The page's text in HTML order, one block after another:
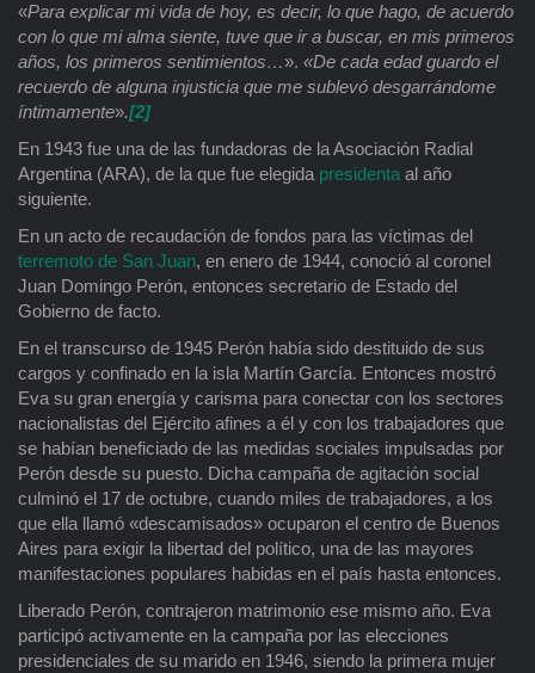
«Para explicar mi vida de hoy, es decir, lo que hago, de acuerdo
con lo que mi alma siente, tuve que ir a buscar, en mis primeros
años, los primeros sentimientos…». «De cada edad guardo el
recuerdo de alguna injusticia que me sublevó desgarrándome
íntimamente».[2]
En 1943 fue una de las fundadoras de la Asociación Radial
Argentina (ARA), de la que fue elegida presidenta al año
siguiente.
En un acto de recaudación de fondos para las víctimas del
terremoto de San Juan, en enero de 1944, conoció al coronel
Juan Domingo Perón, entonces secretario de Estado del
Gobierno de facto.
En el transcurso de 1945 Perón había sido destituido de sus
cargos y confinado en la isla Martín García. Entonces mostró
Eva su gran energía y carisma para conectar con los sectores
nacionalistas del Ejército afines a él y con los trabajadores que
se habían beneficiado de las medidas sociales impulsadas por
Perón desde su puesto. Dicha campaña de agitación social
culminó el 17 de octubre, cuando miles de trabajadores, a los
que ella llamó «descamisados» ocuparon el centro de Buenos
Aires para exigir la libertad del político, una de las mayores
manifestaciones populares habidas en el país hasta entonces.
Liberado Perón, contrajeron matrimonio ese mismo año. Eva
participó activamente en la campaña por las elecciones
presidenciales de su marido en 1946, siendo la primera mujer